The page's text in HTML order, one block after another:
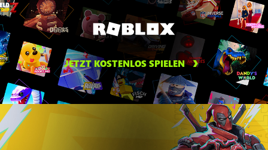
JETZT KOSTENLOS SPIELEN